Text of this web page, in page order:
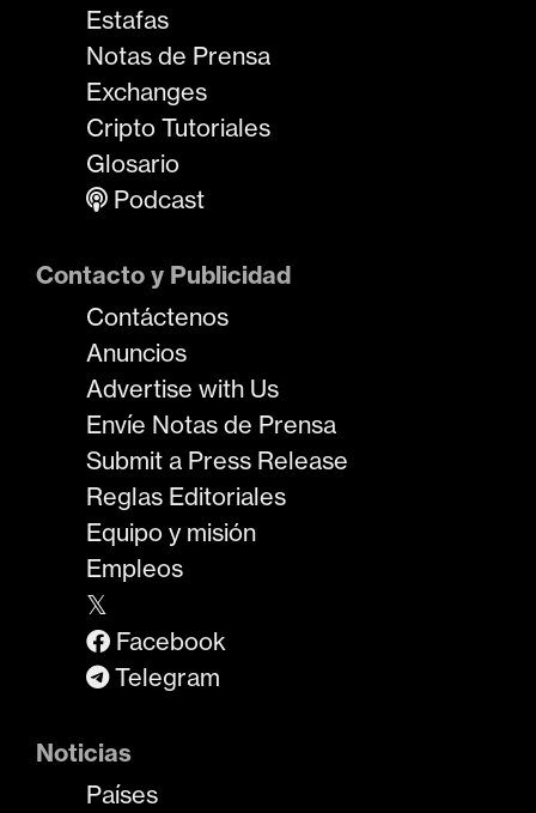
Estafas
Notas de Prensa
Exchanges
Cripto Tutoriales
Glosario
Podcast
Contacto y Publicidad
Contáctenos
Anuncios
Advertise with Us
Envíe Notas de Prensa
Submit a Press Release
Reglas Editoriales
Equipo y misión
Empleos
𝕏
Facebook
Telegram
Noticias
Países